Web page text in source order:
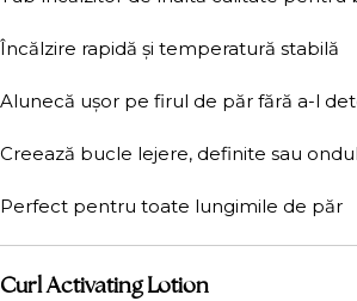
Încălzire rapidă și temperatură stabilă
Alunecă ușor pe firul de păr fără a-l
Creează bucle lejere, definite sau
Perfect pentru toate lungimile de păr
Curl Activating Lotion